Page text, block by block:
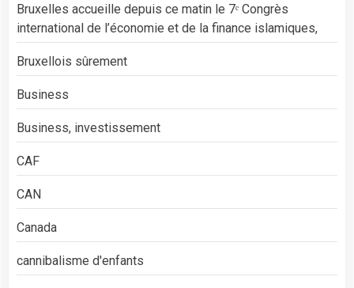
Bruxelles accueille depuis ce matin le 7ᵉ Congrès
international de l’économie et de la finance islamiques,
Bruxellois sûrement
Business
Business, investissement
CAF
CAN
Canada
cannibalisme d'enfants